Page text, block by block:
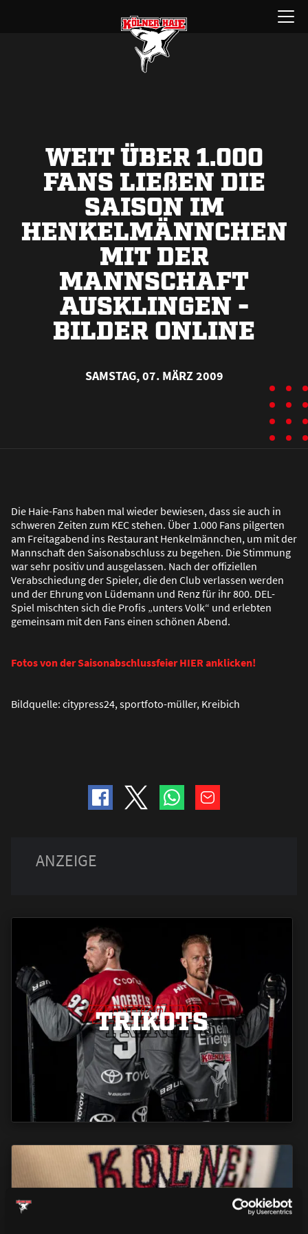
Menü
öffnen
WEIT ÜBER 1.000
FANS LIEßEN DIE
SAISON IM
HENKELMÄNNCHEN
MIT DER
MANNSCHAFT
AUSKLINGEN -
BILDER ONLINE
SAMSTAG, 07. MÄRZ 2009
Die Haie-Fans haben mal wieder bewiesen, dass sie auch in
schweren Zeiten zum KEC stehen. Über 1.000 Fans pilgerten
am Freitagabend ins Restaurant Henkelmännchen, um mit der
Mannschaft den Saisonabschluss zu begehen. Die Stimmung
war sehr positiv und ausgelassen. Nach der offiziellen
Verabschiedung der Spieler, die den Club verlassen werden
und der Ehrung von Lüdemann und Renz für ihr 800. DEL-
Spiel mischten sich die Profis „unters Volk“ und erlebten
gemeinsam mit den Fans einen schönen Abend.
Fotos von der Saisonabschlussfeier HIER anklicken!
Bildquelle: citypress24, sportfoto-müller, Kreibich
TRIKOTS
TRIKOTS
TRIKOTS